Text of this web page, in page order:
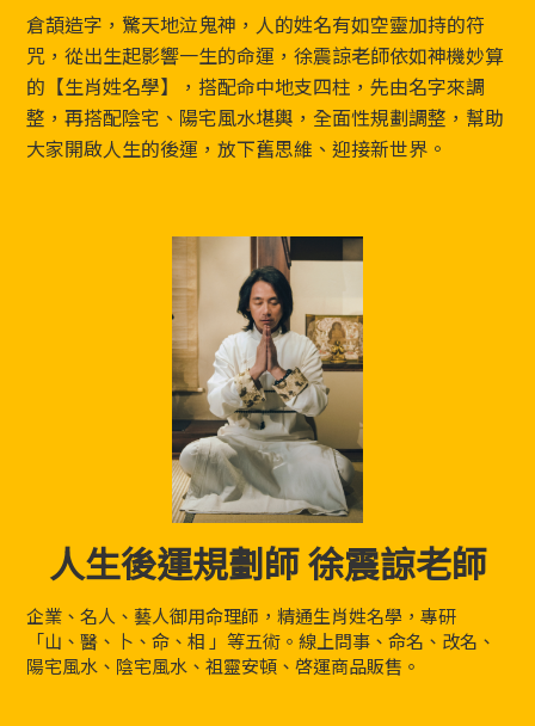
Footer
倉頡造字，驚天地泣鬼神，人的姓名有如空靈加持的符
咒，從出生起影響一生的命運，徐震諒老師依如神機妙算
的【生肖姓名學】，搭配命中地支四柱，先由名字來調
整，再搭配陰宅、陽宅風水堪輿，全面性規劃調整，幫助
大家開啟人生的後運，放下舊思維、迎接新世界。
人生後運規劃師 徐震諒老師
企業、名人、藝人御用命理師，精通生肖姓名學，專研
「山、醫、卜、命、相 」等五術。線上問事、命名、改名、
陽宅風水、陰宅風水、祖靈安頓、啓運商品販售。